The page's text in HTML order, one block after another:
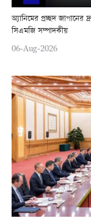
অ্যানিমের প্রচ্ছদ জাপানের
সিএমজি সম্পাদকীয়
06-Aug-2026